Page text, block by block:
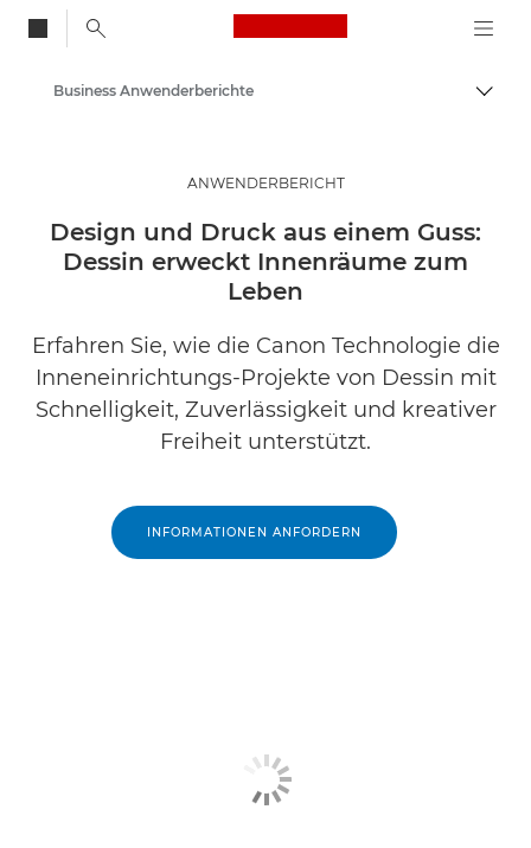
Canon Logo, back
Auf
Lösungen & Dienstleistungen
Business-Insights - B2B & Branchen-News
Business Anwenderberichte
ANWENDERBERICHT
Design und Druck aus einem Guss:
Dessin erweckt Innenräume zum
Leben
Erfahren Sie, wie die Canon Technologie die
Inneneinrichtungs-Projekte von Dessin mit
Schnelligkeit, Zuverlässigkeit und kreativer
Freiheit unterstützt.
INFORMATIONEN ANFORDERN